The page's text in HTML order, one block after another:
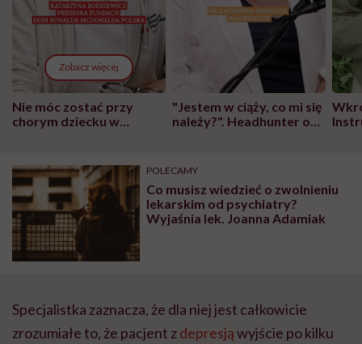
Zobacz więcej
Nie móc zostać przy
chorym dziecku w
może chyba tylko
głupota i brak
wyobraźni"
"Jestem w ciąży, co mi się
należy?". Headhunter o
pracy
POLECAMY
Co musisz wiedzieć o zwolnieniu
lekarskim od psychiatry?
Wyjaśnia lek. Joanna Adamiak
Specjalistka zaznacza, że dla niej jest całkowicie
zrozumiałe to, że pacjent zdepresjąwyjście po kilku